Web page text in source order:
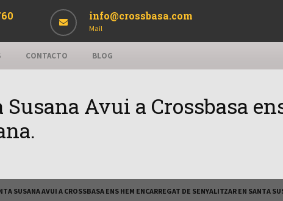
info@crossbasa.com
Mail
CONTACTO BLOG
Avui a Crossbasa
SUSANA AVUI A CROSSBASA ENS HEM ENCARREGAT DE SENYALITZAR EN SANTA